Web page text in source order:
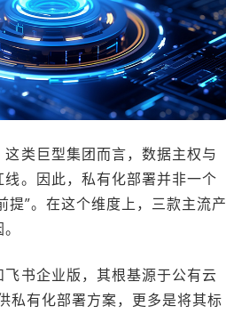
类巨型集团而言，数据主权与
。因此，私有化部署并非一个
提”。在这个维度上，三款主流
书企业版，其根基源于公有云
私有化部署方案，更多是将其标